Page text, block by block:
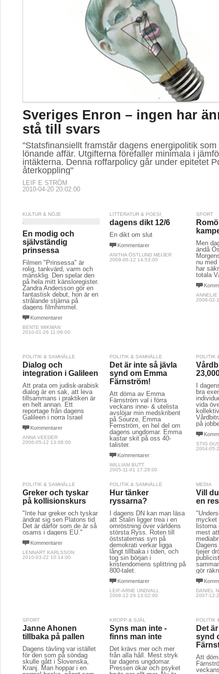
Sveriges Enron – ingen har
stå till svars
"Statsfinansiellt framstår dagens energipolitik
lönande affär. Utgifterna förefaller minimala i
intäkterna. Denna roffarpolicy går under epitetet
återkoppling"
LEIF E STRÖM
2010-04-20 20:02:00
KULTUR & NÖJE
En modig och
självständig
prinsessa
Filmen "Prinsessa" är
rolig, tankvärd, varm och
mänsklig. Den spelar den
på hela mitt känsloregister.
Zandra Andersson gör en
fantastisk debut, hon är en
strålande stjärna på
dagens filmhimmel.
Kommentarer
BENTE WIKMAN
2010-01-26 11:06:00
LITTERATUR & POESI
dagens dikt 12/6
En dikt om slut
Kommentarer
ANITHA ÖSTLUND MEIJER
2009-06-12 14:53:00
SPORT
Men
ändå
nu
har
totala
ANNELIE
2008-02-
POLITIK & SAMHÄLLE
Dialog och
integration i Galileen
Att prata om judisk-arabisk
dialog är en sak, att leva
tillsammans i praktiken är
en helt annan. Ett
reportage från dagens
Galileen i norra Israel
Kommentarer
ANNA VEEDER
2006-05-12 13:08:00
POLITIK & SAMHÄLLE
Det är inte så jävla
synd om Emma
Färnström!
Att döma av Emma
Färnström val i förra
veckans inne- & utelista
avslöjar min medskribent
på Sourze, Emma
Fernström, en hel del om
dagens ungdomar. Emma
kastar skit på oss 40-
talister.
Kommentarer
WILLIAM BUTT
2005-11-01 17:28:00
POLITIK
I
bra
vida
på
STIG
2004-05-
POLITIK & SAMHÄLLE
Greker och tyskar
på kollisionskurs
"Inte har greker och tyskar
ändrat sig sen Platons tid.
Det är därför som de är så
osams i dagens EU."
Kommentarer
LENNART KARLSSON
2010-03-22 10:14:00
POLITIK & SAMHÄLLE
Hur tänker
ryssarna?
I dagens DN kan man läsa
att Stalin ligger trea i en
omröstning över världens
största Ryss. Roten till
öststaternas syn på
demokrati verkar ligga
långt tillbaka i tiden, och
tog sin början i
kristendomens splittring på
800-talet.
Kommentarer
LEIF-ARNE UNDVALL
2008-12-29 13:02:00
MEDIA
Vill
en
mycket
listorna
mest
tjejer
gör
DANIEL
2007-12-
SPORT
Janne Ahonen
tillbaka på pallen
Dagens tävling var istället
för den som på söndag
skulle gått i Slovenska,
Kranj. Man hoppar i en
KROPP & SJÄL
Syns man inte -
finns man inte
Det krävs mer och mer
från alla håll. Mest stryk
tar dagens ungdomar.
Pressen ökar och psyket
POLITIK
Det
synd
Att